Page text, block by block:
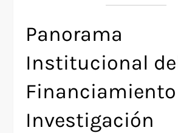
Panorama
Institucional
Financiamiento
Investigación